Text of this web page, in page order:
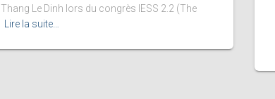
Thang Le Dinh lors du congrès IESS 2.2 (The
Lire la suite…